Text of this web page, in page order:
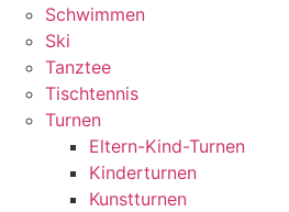
Schwimmen
Ski
Tanztee
Tischtennis
Turnen
Eltern-Kind-Turnen
Kinderturnen
Kunstturnen